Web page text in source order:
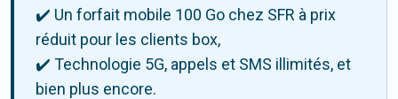
✔️ Un forfait mobile 100 Go chez SFR à prix
réduit pour les clients box,
✔️ Technologie 5G, appels et SMS illimités, et
bien plus encore.